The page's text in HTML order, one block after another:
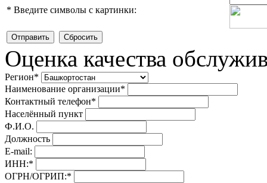
* Введите символы с картинки:
Оценка качества
Регион*
Наименование организации*
Контактный телефон*
Населённый пункт
Ф.И.О.
Должность
E-mail:
ИНН:*
ОГРН/ОГРИП:*